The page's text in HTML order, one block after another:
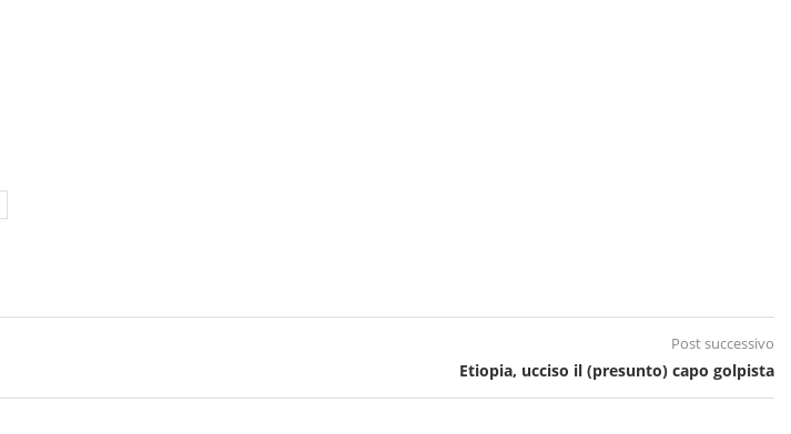
Post successivo
Etiopia, ucciso il (presunto) capo golpista